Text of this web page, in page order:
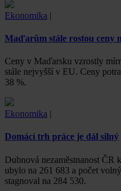
Ekonomika |
Maďarům stále rostou ceny
Ceny v Maďarsku vzrostly
stále nejvyšší v EU. Ceny
38 %.
Ekonomika |
Domácí trh práce je dál silný
Dubnová nezaměstnanost ČR
ubylo na 261 683 a počet
stagnoval na 284 530.